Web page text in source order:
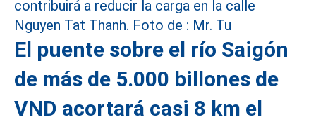
El puente sobre el río Saigón
de más de 5.000 billones de
VND acortará casi 8 km el